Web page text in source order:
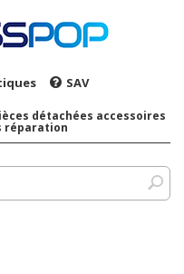
SAV
détachées accessoires
réparation